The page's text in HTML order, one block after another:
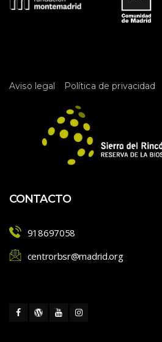
Aviso legal Política de privacidad
CONTACTO
918697058
centrorbsr@madrid.org